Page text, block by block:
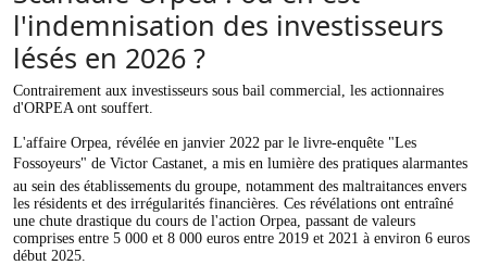
l'indemnisation des investisseurs
lésés en 2026 ?
Contrairement aux investisseurs sous bail commercial, les actionnaires
d'ORPEA ont souffert.
L'affaire Orpea, révélée en janvier 2022 par le livre-enquête "Les
Fossoyeurs" de Victor Castanet, a mis en lumière des pratiques alarmantes
au sein des établissements du groupe, notamment des maltraitances envers
les résidents et des irrégularités financières. Ces révélations ont entraîné
une chute drastique du cours de l'action Orpea, passant de valeurs
comprises entre 5 000 et 8 000 euros entre 2019 et 2021 à environ 6 euros
début 2025.